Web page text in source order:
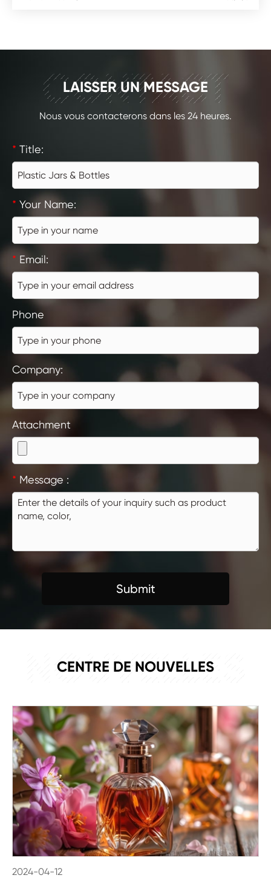
CONTACT
LAISSER UN MESSAGE
Nous vous contacterons dans les 24 heures.
* Title:
* Your Name:
* Email:
Phone
Company:
Attachment
* Message :
Submit
NOUVELLES
CENTRE DE NOUVELLES
2024-04-12